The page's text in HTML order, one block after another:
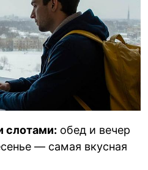
слотами: обед и вечер
— самая вкусная